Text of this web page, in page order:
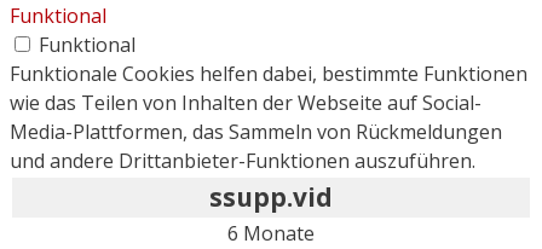
Funktional
Funktional
Funktionale Cookies helfen dabei, bestimmte Funktionen
wie das Teilen von Inhalten der Webseite auf Social-
Media-Plattformen, das Sammeln von Rückmeldungen
und andere Drittanbieter-Funktionen auszuführen.
ssupp.vid
6 Monate